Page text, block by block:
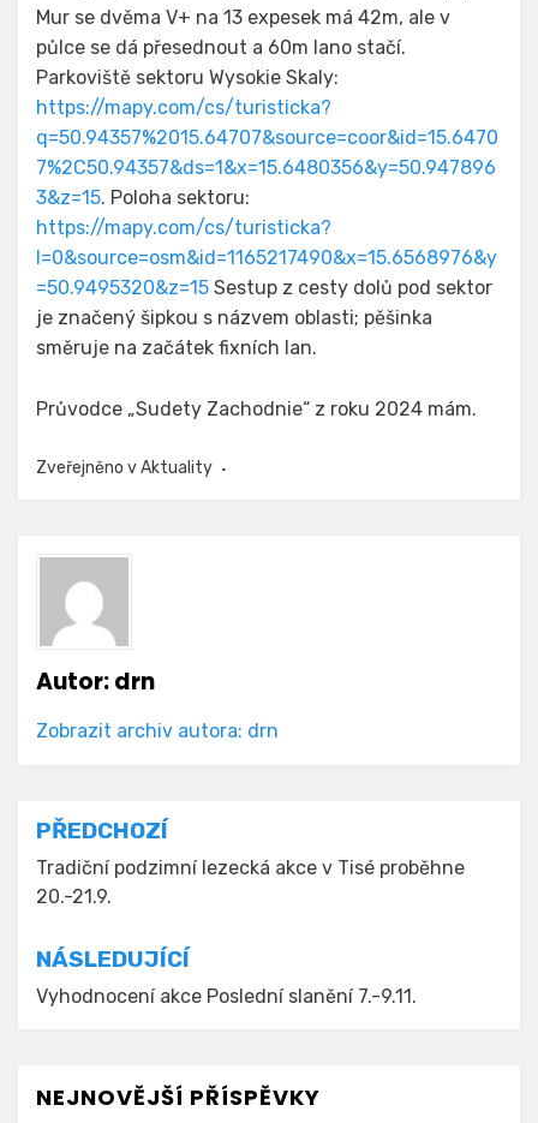
Mur se dvěma V+ na 13 expesek má 42m, ale v
půlce se dá přesednout a 60m lano stačí.
Parkoviště sektoru Wysokie Skaly:
https://mapy.com/cs/turisticka?
q=50.94357%2015.64707&source=coor&id=15.6470
7%2C50.94357&ds=1&x=15.6480356&y=50.947896
3&z=15. Poloha sektoru:
https://mapy.com/cs/turisticka?
l=0&source=osm&id=1165217490&x=15.6568976&y
=50.9495320&z=15 Sestup z cesty dolů pod sektor
je značený šipkou s názvem oblasti; pěšinka
směruje na začátek fixních lan.
Průvodce „Sudety Zachodnie“ z roku 2024 mám.
Zveřejněno vAktuality
Autor:drn
Zobrazit archiv autora: drn
Navigace
pro
příspěvek
PŘEDCHOZÍ
Tradiční podzimní lezecká akce v Tisé proběhne
20.-21.9.
NÁSLEDUJÍCÍ
Vyhodnocení akce Poslední slanění 7.-9.11.
NEJNOVĚJŠÍ PŘÍSPĚVKY